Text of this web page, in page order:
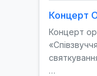
Концерт
Концерт
…